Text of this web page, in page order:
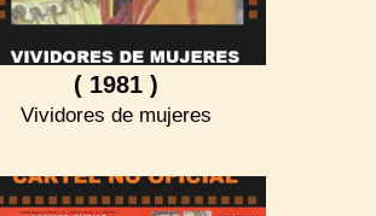
( 1981 )
Vividores de mujeres